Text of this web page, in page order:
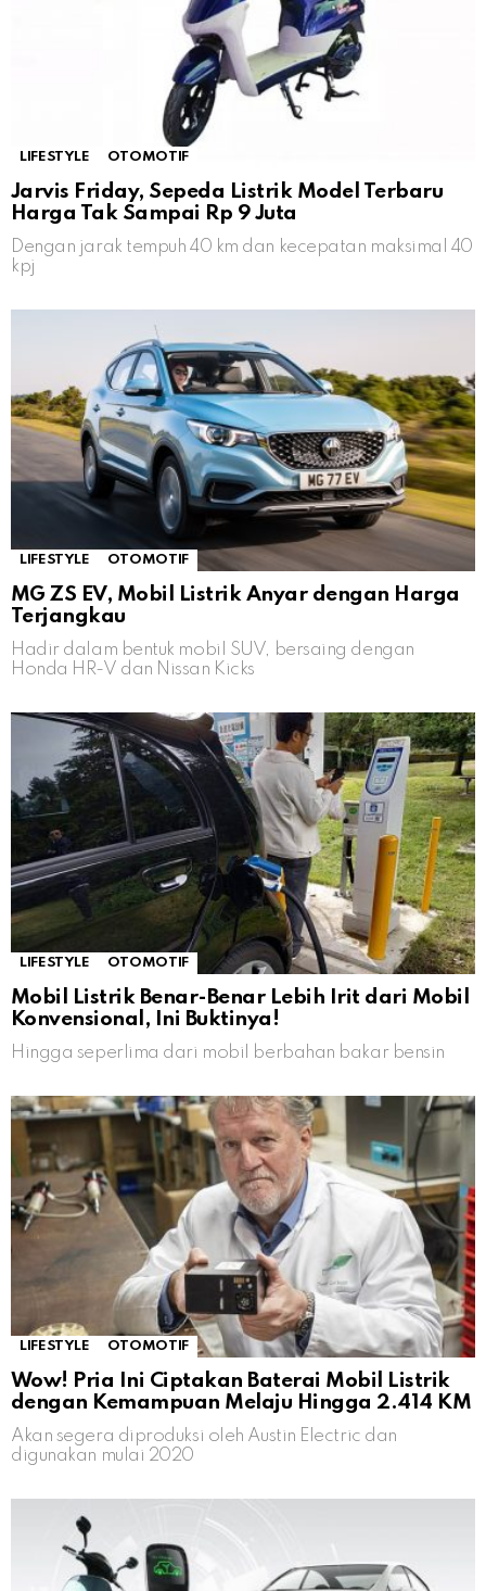
LIFESTYLE OTOMOTIF
Jarvis Friday, Sepeda Listrik Model Terbaru
Harga Tak Sampai Rp 9 Juta
Dengan jarak tempuh 40 km dan kecepatan maksimal 40
kpj
LIFESTYLE OTOMOTIF
MG ZS EV, Mobil Listrik Anyar dengan Harga
Terjangkau
Hadir dalam bentuk mobil SUV, bersaing dengan
Honda HR-V dan Nissan Kicks
LIFESTYLE OTOMOTIF
Mobil Listrik Benar-Benar Lebih Irit dari Mobil
Konvensional, Ini Buktinya!
Hingga seperlima dari mobil berbahan bakar bensin
LIFESTYLE OTOMOTIF
Wow! Pria Ini Ciptakan Baterai Mobil Listrik
dengan Kemampuan Melaju Hingga 2.414 KM
Akan segera diproduksi oleh Austin Electric dan
digunakan mulai 2020